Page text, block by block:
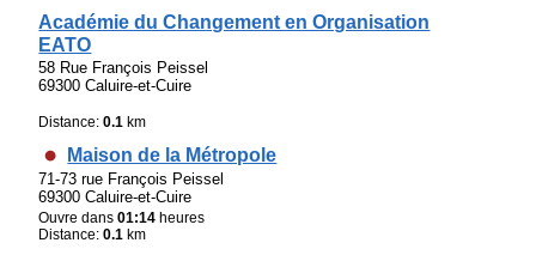
Académie du Changement en Organisation
EATO
58 Rue François Peissel
69300 Caluire-et-Cuire
Distance:0.1 km
Maison de la Métropole
71-73 rue François Peissel
69300 Caluire-et-Cuire
Ouvre dans01:14 heures
Distance:0.1 km